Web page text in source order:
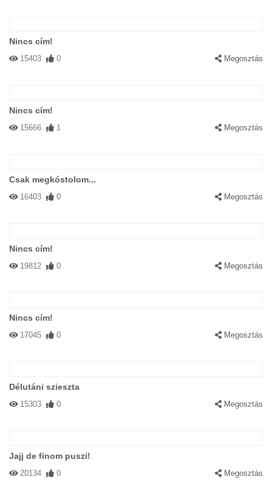
Nincs cím!
15403 0 Megosztás
Nincs cím!
15666 1 Megosztás
Csak megkóstolom...
16403 0 Megosztás
Nincs cím!
19812 0 Megosztás
Nincs cím!
17045 0 Megosztás
Délutáni szieszta
15303 0 Megosztás
Jajj de finom puszi!
20134 0 Megosztás